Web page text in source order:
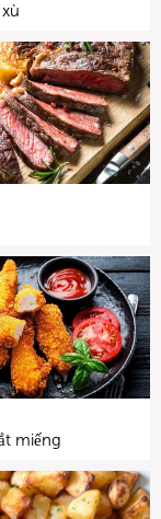
miếng